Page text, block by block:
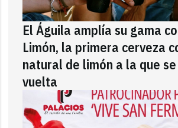
El Águila amplía su gama
Limón, la primera cerveza
natural de limón a la que
vuelta